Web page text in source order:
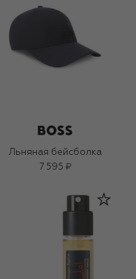
Льняная бейсболка
7 595 ₽